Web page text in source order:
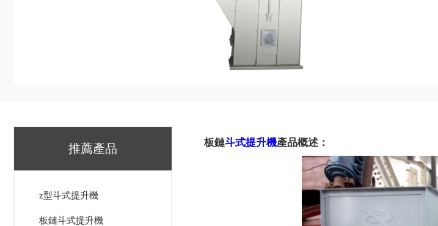
板鏈斗式提升機產品概述：
推薦產品
z型斗式提升機
板鏈斗式提升機